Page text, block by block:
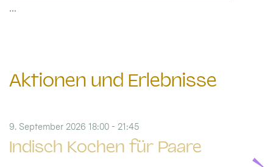
...
Aktionen und Erlebnisse
Indisch Kochen für Paare
9. September 2026 18:00 - 21:45